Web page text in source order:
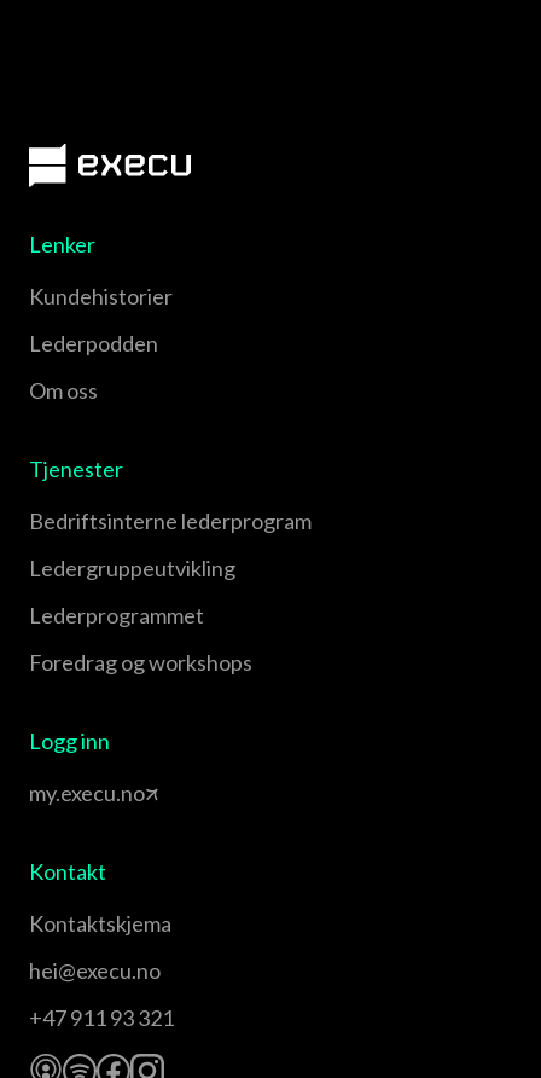
Lenker
Kundehistorier
Lederpodden
Om oss
Tjenester
Bedriftsinterne lederprogram
Leder­gruppe­utvikling
Leder­programmet
Foredrag og workshops
Logg inn
my.execu.no
Kontakt
Kontaktskjema
hei@execu.no
+47 911 93 321